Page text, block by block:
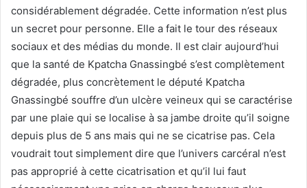
considérablement dégradée. Cette information n’est plus
un secret pour personne. Elle a fait le tour des réseaux
sociaux et des médias du monde. Il est clair aujourd’hui
que la santé de Kpatcha Gnassingbé s’est complètement
dégradée, plus concrètement le député Kpatcha
Gnassingbé souffre d’un ulcère veineux qui se caractérise
par une plaie qui se localise à sa jambe droite qu’il soigne
depuis plus de 5 ans mais qui ne se cicatrise pas. Cela
voudrait tout simplement dire que l’univers carcéral n’est
pas approprié à cette cicatrisation et qu’il lui faut